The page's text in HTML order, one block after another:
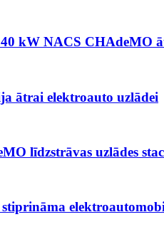
kW NACS CHAdeMO
ātrai elektroauto uzlādei
līdzstrāvas uzlādes